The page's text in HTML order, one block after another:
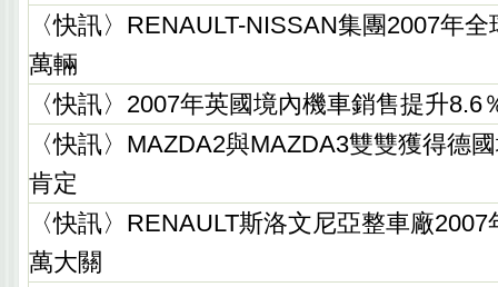
〈快訊〉RENAULT-NISSAN集團2007年
萬輛
〈快訊〉2007年英國境內機車銷售提升8.6
〈快訊〉MAZDA2與MAZDA3雙雙獲得德
肯定
〈快訊〉RENAULT斯洛文尼亞整車廠
萬大關